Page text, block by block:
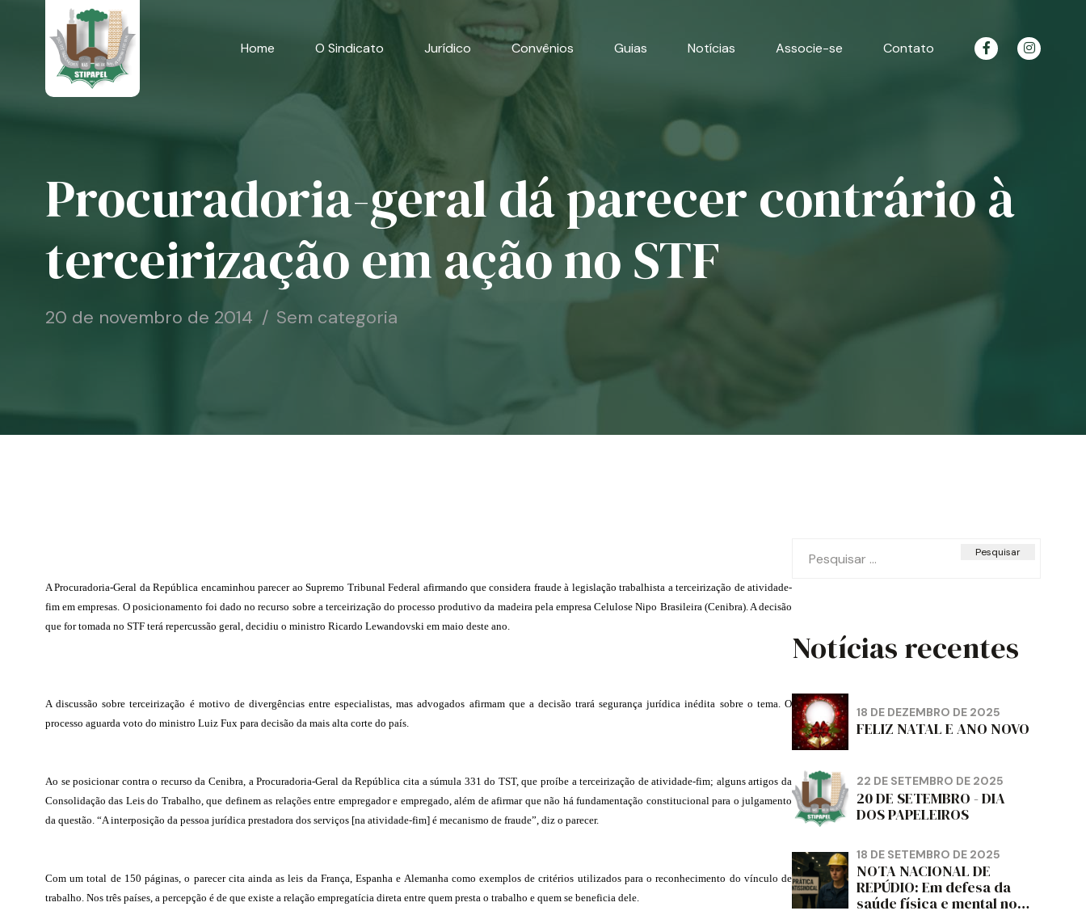
Home O Sindicato Jurídico Convênios Guias Notícias Associe-se Contato
Procuradoria-geral dá parecer contrário à
terceirização em ação no STF
20 de novembro de 2014 Sem categoria
A Procuradoria-Geral da República encaminhou parecer ao Supremo Tribunal Federal afirmando que considera fraude à legislação trabalhista a terceirização de atividade-
fim em empresas. O posicionamento foi dado no recurso sobre a terceirização do processo produtivo da madeira pela empresa Celulose Nipo Brasileira (Cenibra). A decisão
que for tomada no STF terá repercussão geral, decidiu o ministro Ricardo Lewandovski em maio deste ano.
A discussão sobre terceirização é motivo de divergências entre especialistas, mas advogados afirmam que a decisão trará segurança jurídica inédita sobre o tema. O
processo aguarda voto do ministro Luiz Fux para decisão da mais alta corte do país.
Ao se posicionar contra o recurso da Cenibra, a Procuradoria-Geral da República cita a súmula 331 do TST, que proíbe a terceirização de atividade-fim; alguns artigos da
Consolidação das Leis do Trabalho, que definem as relações entre empregador e empregado, além de afirmar que não há fundamentação constitucional para o julgamento
da questão. “A interposição da pessoa jurídica prestadora dos serviços [na atividade-fim] é mecanismo de fraude”, diz o parecer.
Com um total de 150 páginas, o parecer cita ainda as leis da França, Espanha e Alemanha como exemplos de critérios utilizados para o reconhecimento do vínculo de
trabalho. Nos três países, a percepção é de que existe a relação empregatícia direta entre quem presta o trabalho e quem se beneficia dele.
por:
Notícias recentes
18 DE DEZEMBRO DE 2025
FELIZ NATAL E ANO NOVO
22 DE SETEMBRO DE 2025
20 DE SETEMBRO - DIA
DOS PAPELEIROS
18 DE SETEMBRO DE 2025
NOTA NACIONAL DE
REPÚDIO: Em defesa da
saúde física e mental no